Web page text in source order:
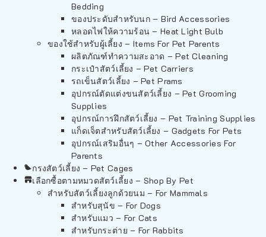
Bedding
ของประดับสำหรับนก – Bird Accessories
หลอดไฟให้ความร้อน – Heat Light Bulb
ของใช้สำหรับผู้เลี้ยง – Items For Pet Parents
ผลิตภัณฑ์ทำความสะอาด – Pet Cleaning
กระเป๋าสัตว์เลี้ยง – Pet Carriers
รถเข็นสัตว์เลี้ยง – Pet Prams
อุปกรณ์ตัดแต่งขนสัตว์เลี้ยง – Pet Grooming
Supplies
อุปกรณ์การฝึกสัตว์เลี้ยง – Pet Training Supplies
แก็ดเจ็ตสำหรับสัตว์เลี้ยง – Gadgets For Pets
อุปกรณ์เสริมอื่นๆ – Other Accessories For
Parents
กรงสัตว์เลี้ยง – Pet Cages
เลือกซื้อตามหมวดสัตว์เลี้ยง – Shop By Pet
สำหรับสัตว์เลี้ยงลูกด้วยนม – For Mammals
สำหรับสุนัข – For Dogs
สำหรับแมว – For Cats
สำหรับกระต่าย – For Rabbits